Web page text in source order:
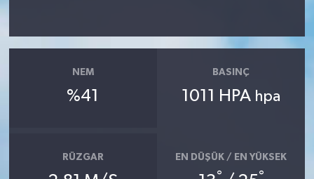
NEM
%41
BASINÇ
1011 HPA hpa
RÜZGAR EN DÜŞÜK / EN YÜKSEK
° °